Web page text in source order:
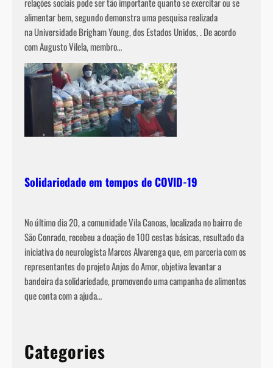
alimentar bem, segundo demonstra uma pesquisa realizada
na Universidade Brigham Young, dos Estados Unidos, . De acordo
com Augusto Vilela, membro…
Solidariedade em tempos de COVID-19
No último dia 20, a comunidade Vila Canoas, localizada no bairro de
São Conrado, recebeu a doação de 100 cestas básicas, resultado da
iniciativa do neurologista Marcos Alvarenga que, em parceria com os
representantes do projeto Anjos do Amor, objetiva levantar a
bandeira da solidariedade, promovendo uma campanha de alimentos
que conta com a ajuda…
Categories